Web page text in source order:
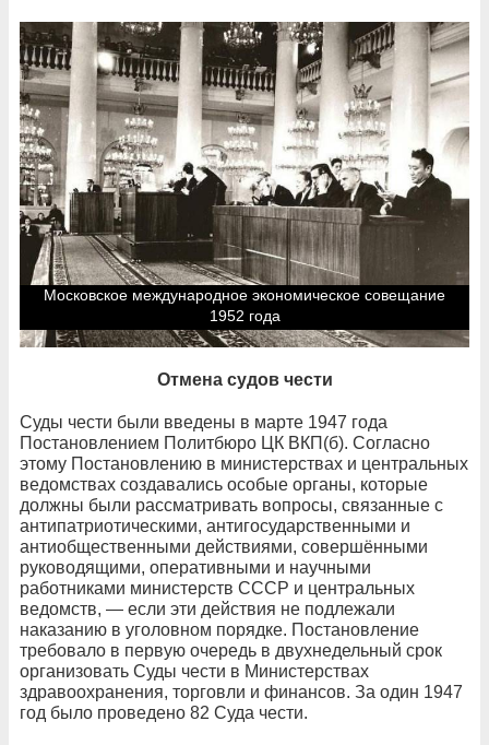
Московское международное экономическое совещание
1952 года
Отмена судов чести
Суды чести были введены в марте 1947 года
Постановлением Политбюро ЦК ВКП(б). Согласно
этому Постановлению в министерствах и центральных
ведомствах создавались особые органы, которые
должны были рассматривать вопросы, связанные с
антипатриотическими, антигосударственными и
антиобщественными действиями, совершёнными
руководящими, оперативными и научными
работниками министерств СССР и центральных
ведомств, — если эти действия не подлежали
наказанию в уголовном порядке. Постановление
требовало в первую очередь в двухнедельный срок
организовать Суды чести в Министерствах
здравоохранения, торговли и финансов. За один 1947
год было проведено 82 Суда чести.